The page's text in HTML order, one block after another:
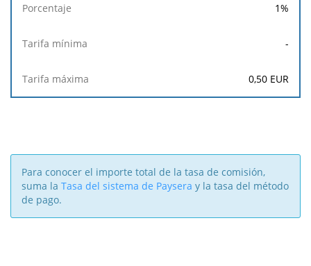
1%
-
0,50 EUR
Para conocer el importe total de la tasa de comisión,
suma la Tasa del sistema de Paysera y la tasa del método
de pago.